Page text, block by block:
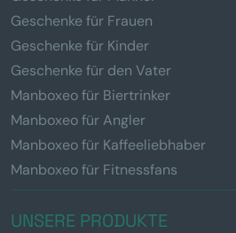
Geschenke für Frauen
Geschenke für Kinder
Geschenke für den Vater
Manboxeo für Biertrinker
Manboxeo für Angler
Manboxeo für Kaffeeliebhaber
Manboxeo für Fitnessfans
UNSERE PRODUKTE